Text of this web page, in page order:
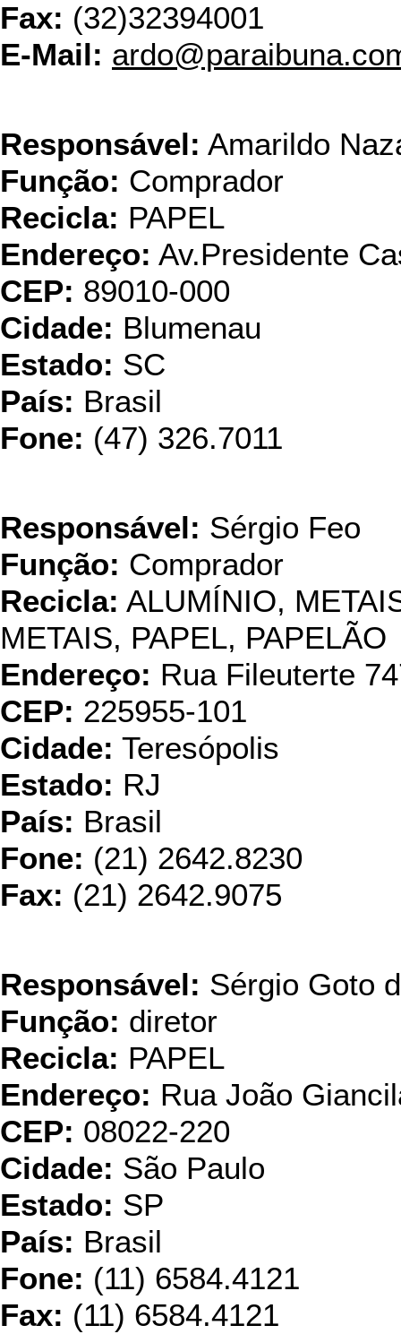
Fax: (32)32394001
E-Mail:
Responsável: Amarildo
Função: Comprador
Recicla: PAPEL
Endereço: Av.Presidente
CEP: 89010-000
Cidade: Blumenau
Estado: SC
País: Brasil
Fone: (47) 326.7011
Responsável: Sérgio Feo
Função: Comprador
Recicla: ALUMÍNIO,
METAIS, PAPEL, PAPELÃO
Endereço: Rua Fileuterte
CEP: 225955-101
Cidade: Teresópolis
Estado: RJ
País: Brasil
Fone: (21) 2642.8230
Fax: (21) 2642.9075
Responsável: Sérgio Goto
Função: diretor
Recicla: PAPEL
Endereço: Rua João
CEP: 08022-220
Cidade: São Paulo
Estado: SP
País: Brasil
Fone: (11) 6584.4121
Fax: (11) 6584.4121